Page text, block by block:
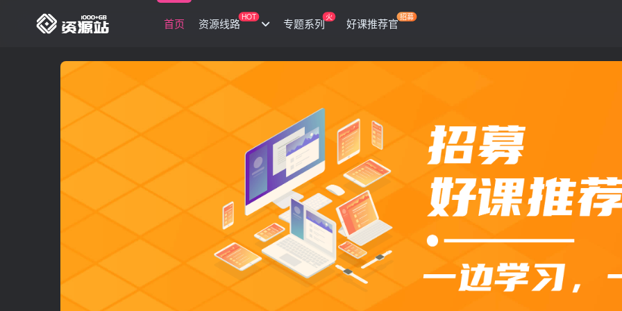
首页 资源线路HOT 专题系列火 好课推荐官招募